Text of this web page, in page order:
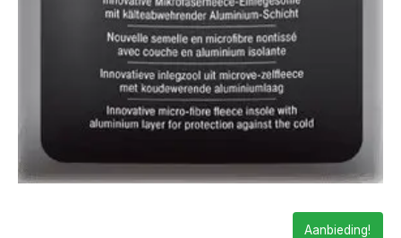
Aanbieding!